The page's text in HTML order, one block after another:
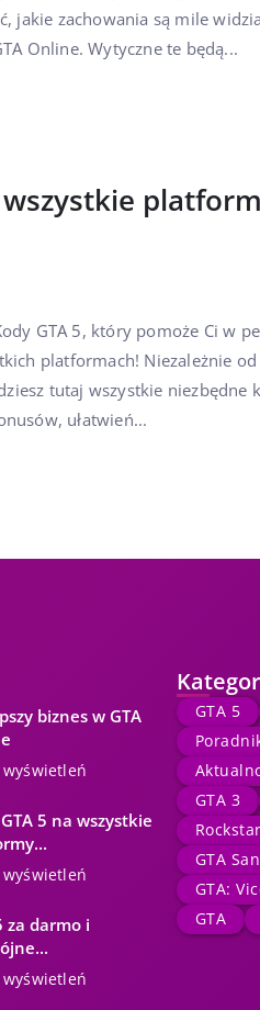
jakie zachowania są mile
Online. Wytyczne te będą...
GTA 5, który pomoże Ci w
platformach! Niezależnie od
tutaj wszystkie niezbędne
ułatwień...
biznes w GTA
wyświetleń
5 na wszystkie
wyświetleń
za darmo i
wyświetleń
GTA 5
GTA 3
GTA
GTA:
GTA